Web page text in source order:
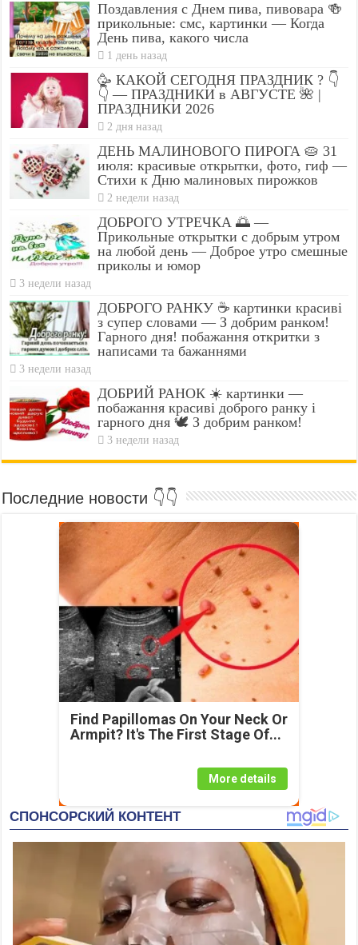
Поздавления с Днем пива, пивовара 🍻
прикольные: смс, картинки — Когда
День пива, какого числа
1 день назад
🥳 КАКОЙ СЕГОДНЯ ПРАЗДНИК ? 👇
👇 — ПРАЗДНИКИ в АВГУСТЕ 🌺 |
ПРАЗДНИКИ 2026
2 дня назад
ДЕНЬ МАЛИНОВОГО ПИРОГА 🥧 31
июля: красивые открытки, фото, гиф —
Стихи к Дню малиновых пирожков
2 недели назад
ДОБРОГО УТРЕЧКА 🌅 —
Прикольные открытки с добрым утром
на любой день — Доброе утро смешные
приколы и юмор
3 недели назад
ДОБРОГО РАНКУ ☕ картинки красиві
з супер словами — З добрим ранком!
Гарного дня! побажання откритки з
написами та бажаннями
3 недели назад
ДОБРИЙ РАНОК ☀️ картинки —
побажання красиві доброго ранку і
гарного дня 🕊️ З добрим ранком!
3 недели назад
Последние новости 👇👇
Find Papillomas On Your Neck Or
Armpit? It's The First Stage Of...
More details